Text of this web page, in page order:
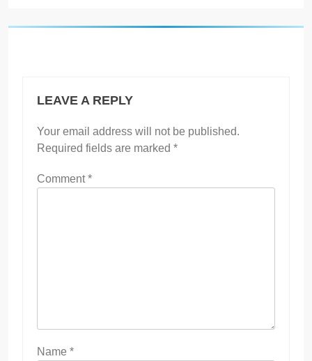
LEAVE A REPLY
Your email address will not be published.
Required fields are marked *
Comment*
Name *